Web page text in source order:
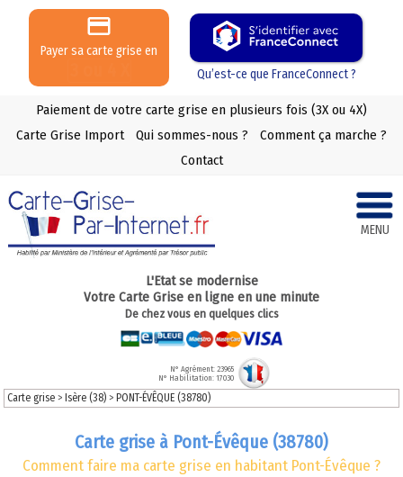
Payer sa carte grise en
Qu’est-ce que FranceConnect ?
Paiement de votre carte grise en plusieurs fois (3X ou 4X)
Carte Grise Import
Qui sommes-nous ?
Comment ça marche ?
Contact
MENU
L'Etat se modernise
Votre Carte Grise en ligne en une minute
De chez vous en quelques clics
N° Agrément: 23965
N° Habilitation: 17030
Carte grise > Isère (38)> PONT-ÉVÊQUE (38780)
Carte grise à Pont-Évêque (38780)
Comment faire ma carte grise en habitant Pont-Évêque ?